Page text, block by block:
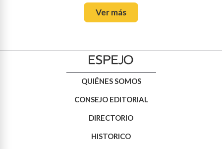
Ver más
QUIÉNES SOMOS
CONSEJO EDITORIAL
DIRECTORIO
HISTORICO